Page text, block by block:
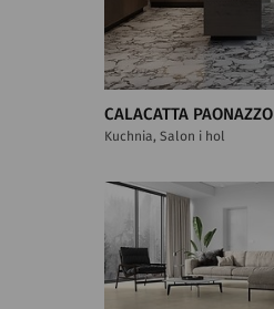
CALACATTA PAONAZZO
Kuchnia, Salon i hol